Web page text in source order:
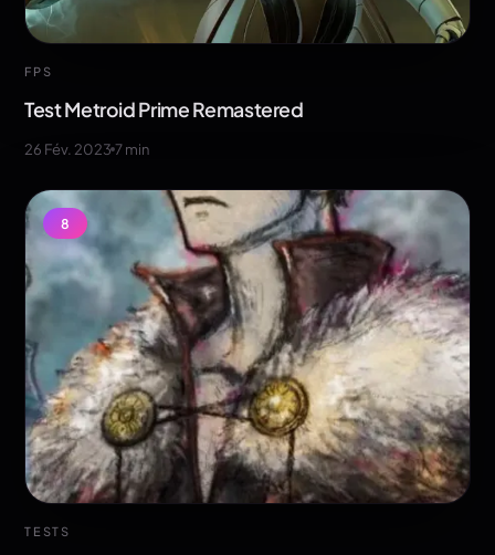
FPS
Test Metroid Prime Remastered
26 Fév. 2023 7min
8
TESTS